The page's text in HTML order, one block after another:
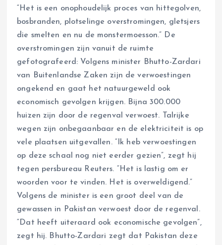
“Het is een onophoudelijk proces van hittegolven,
bosbranden, plotselinge overstromingen, gletsjers
die smelten en nu de monstermoesson.” De
overstromingen zijn vanuit de ruimte
gefotografeerd: Volgens minister Bhutto-Zardari
van Buitenlandse Zaken zijn de verwoestingen
ongekend en gaat het natuurgeweld ook
economisch gevolgen krijgen. Bijna 300.000
huizen zijn door de regenval verwoest. Talrijke
wegen zijn onbegaanbaar en de elektriciteit is op
vele plaatsen uitgevallen. “Ik heb verwoestingen
op deze schaal nog niet eerder gezien”, zegt hij
tegen persbureau Reuters. “Het is lastig om er
woorden voor te vinden. Het is overweldigend.”
Volgens de minister is een groot deel van de
gewassen in Pakistan verwoest door de regenval.
“Dat heeft uiteraard ook economische gevolgen”,
zegt hij. Bhutto-Zardari zegt dat Pakistan deze